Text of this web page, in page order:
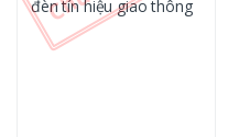
đèn tín hiệu giao thông